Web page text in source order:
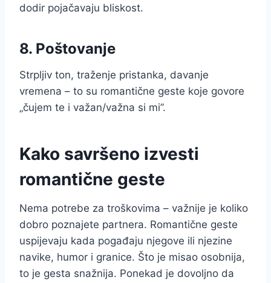
dodir pojačavaju bliskost.
8. Poštovanje
Strpljiv ton, traženje pristanka, davanje
vremena – to su romantične geste koje govore
„čujem te i važan/važna si mi”.
Kako savršeno izvesti
romantične geste
Nema potrebe za troškovima – važnije je koliko
dobro poznajete partnera. Romantične geste
uspijevaju kada pogađaju njegove ili njezine
navike, humor i granice. Što je misao osobnija,
to je gesta snažnija. Ponekad je dovoljno da